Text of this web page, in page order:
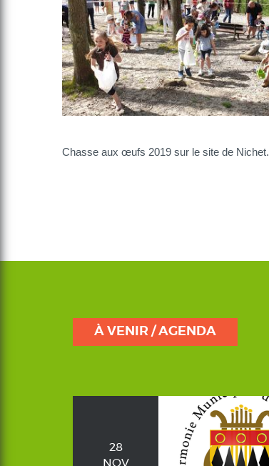
Chasse aux œufs 2019 sur le site de Nichet.
À VENIR / AGENDA
28
NOV